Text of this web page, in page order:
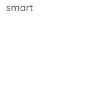
smart